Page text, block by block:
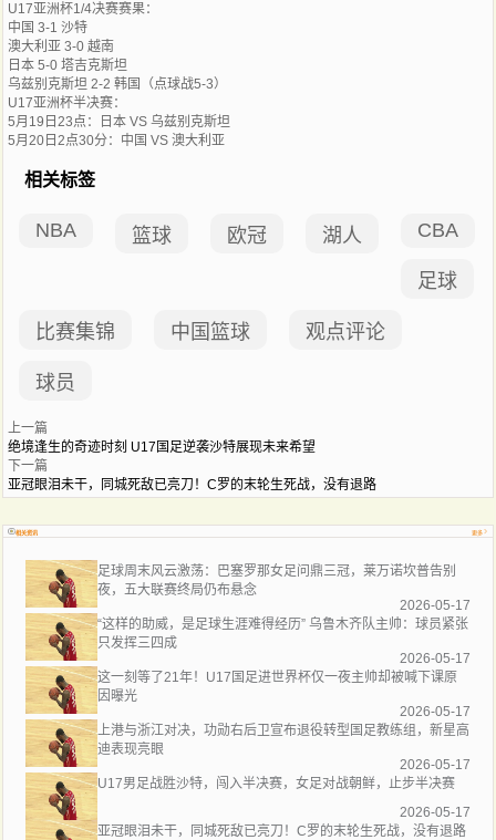
U17亚洲杯1/4决赛赛果：
中国 3-1 沙特
澳大利亚 3-0 越南
日本 5-0 塔吉克斯坦
乌兹别克斯坦 2-2 韩国（点球战5-3）
U17亚洲杯半决赛：
5月19日23点：日本 VS 乌兹别克斯坦
5月20日2点30分：中国 VS 澳大利亚
相关标签
NBA 篮球 欧冠 湖人 CBA
足球
比赛集锦 中国篮球 观点评论
球员
上一篇
绝境逢生的奇迹时刻 U17国足逆袭沙特展现未来希望
下一篇
亚冠眼泪未干，同城死敌已亮刀！C罗的末轮生死战，没有退路
相关资讯 更多
足球周末风云激荡：巴塞罗那女足问鼎三冠，莱万诺坎普告别
夜，五大联赛终局仍布悬念
2026-05-17
“这样的助威，是足球生涯难得经历” 乌鲁木齐队主帅：球员紧张
只发挥三四成
2026-05-17
这一刻等了21年！U17国足进世界杯仅一夜主帅却被喊下课原
因曝光
2026-05-17
上港与浙江对决，功勋右后卫宣布退役转型国足教练组，新星高
迪表现亮眼
2026-05-17
U17男足战胜沙特，闯入半决赛，女足对战朝鲜，止步半决赛
2026-05-17
亚冠眼泪未干，同城死敌已亮刀！C罗的末轮生死战，没有退路